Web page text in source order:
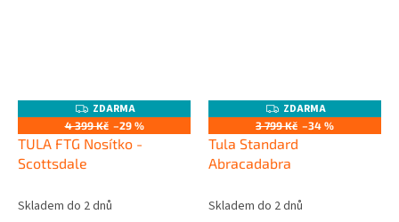
Z
D
A
R
ZDARMA
4 399 Kč –29 %
TULA FTG Nosítko -
Scottsdale
Skladem do 2 dnů
Z
D
A
R
A
ZDARMA
3 799 Kč –34 %
Tula Standard
Abracadabra
Skladem do 2 dnů